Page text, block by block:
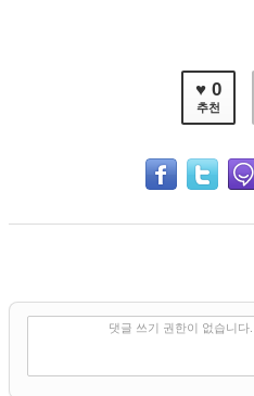
♥ 0
추천
댓글 쓰기 권한이 없습니